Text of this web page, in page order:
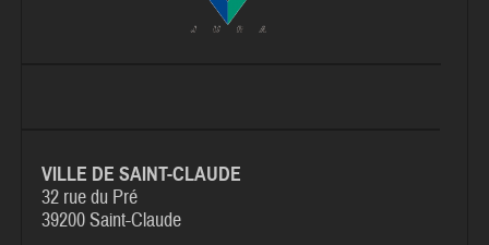
VILLE DE SAINT-CLAUDE
32 rue du Pré
39200 Saint-Claude